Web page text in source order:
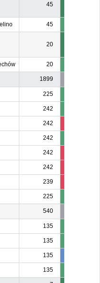
45
45
20
20
1899
225
242
242
242
242
242
239
225
540
135
135
135
135